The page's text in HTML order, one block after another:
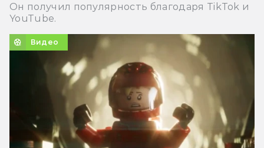
Он получил популярность благодаря TikTok и
YouTube.
Видео